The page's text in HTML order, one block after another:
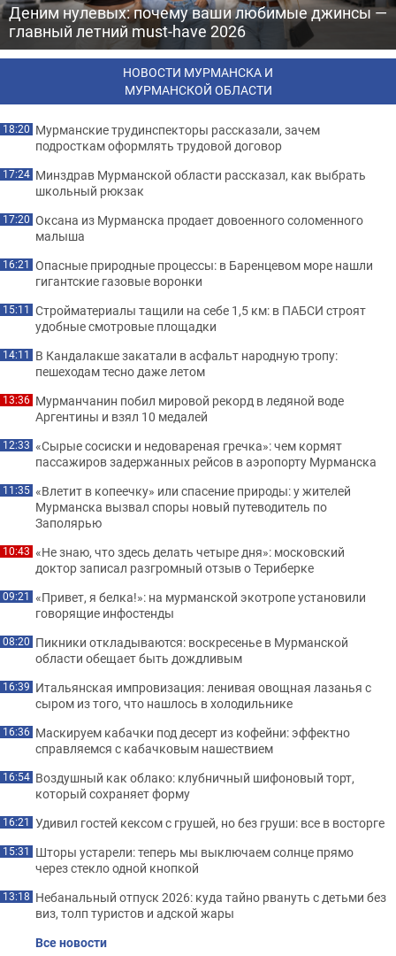
Деним нулевых: почему ваши любимые джинсы —
главный летний must-have 2026
НОВОСТИ МУРМАНСКА И
МУРМАНСКОЙ ОБЛАСТИ
18:20 Мурманские трудинспекторы рассказали, зачем
подросткам оформлять трудовой договор
17:24 Минздрав Мурманской области рассказал, как выбрать
школьный рюкзак
17:20 Оксана из Мурманска продает довоенного соломенного
малыша
16:21 Опасные природные процессы: в Баренцевом море нашли
гигантские газовые воронки
15:11 Стройматериалы тащили на себе 1,5 км: в ПАБСИ строят
удобные смотровые площадки
14:11 В Кандалакше закатали в асфальт народную тропу:
пешеходам тесно даже летом
13:36 Мурманчанин побил мировой рекорд в ледяной воде
Аргентины и взял 10 медалей
12:33 «Сырые сосиски и недовареная гречка»: чем кормят
пассажиров задержанных рейсов в аэропорту Мурманска
11:35 «Влетит в копеечку» или спасение природы: у жителей
Мурманска вызвал споры новый путеводитель по
Заполярью
10:43 «Не знаю, что здесь делать четыре дня»: московский
доктор записал разгромный отзыв о Териберке
09:21 «Привет, я белка!»: на мурманской экотропе установили
говорящие инфостенды
08:20 Пикники откладываются: воскресенье в Мурманской
области обещает быть дождливым
16:39 Итальянская импровизация: ленивая овощная лазанья с
сыром из того, что нашлось в холодильнике
16:36 Маскируем кабачки под десерт из кофейни: эффектно
справляемся с кабачковым нашествием
16:54 Воздушный как облако: клубничный шифоновый торт,
который сохраняет форму
16:21 Удивил гостей кексом с грушей, но без груши: все в восторге
15:31 Шторы устарели: теперь мы выключаем солнце прямо
через стекло одной кнопкой
13:18 Небанальный отпуск 2026: куда тайно рвануть с детьми без
виз, толп туристов и адской жары
Все новости